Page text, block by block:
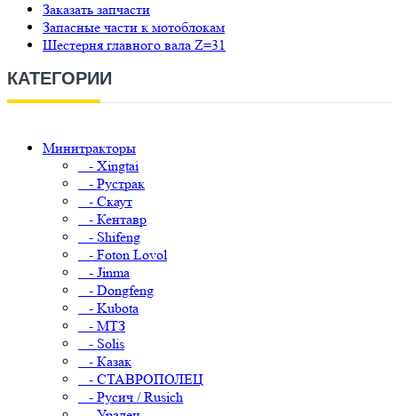
Заказать запчасти
Запасные части к мотоблокам
Шестерня главного вала Z=31
КАТЕГОРИИ
Минитракторы
- Xingtai
- Рустрак
- Скаут
- Кентавр
- Shifeng
- Foton Lovol
- Jinma
- Dongfeng
- Kubota
- МТЗ
- Solis
- Казак
- СТАВРОПОЛЕЦ
- Русич / Rusich